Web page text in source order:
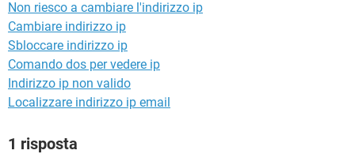
Non riesco a cambiare l'indirizzo ip
Cambiare indirizzo ip
Sbloccare indirizzo ip
Comando dos per vedere ip
Indirizzo ip non valido
Localizzare indirizzo ip email
1 risposta